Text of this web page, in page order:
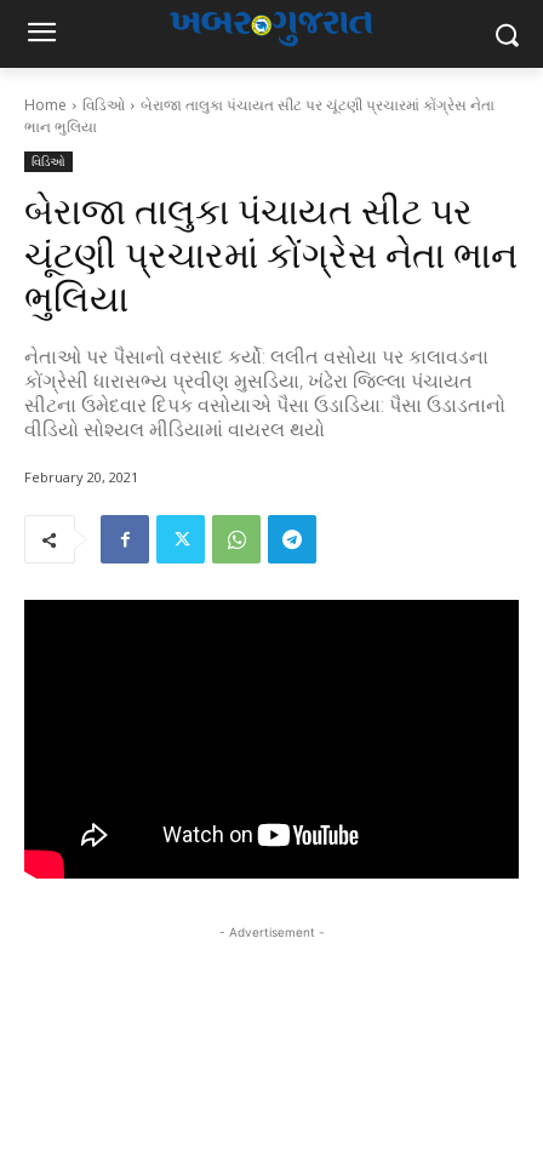
Home વિડિઓ
બેરાજા તાલુકા પંચાયત સીટ પર ચૂંટણી પ્રચારમાં કોંગ્રેસ નેતા
ભાન ભુલિયા
વિડિઓ
બેરાજા તાલુકા પંચાયત સીટ પર
ચૂંટણી પ્રચારમાં કોંગ્રેસ નેતા ભાન
ભુલિયા
નેતાઓ પર પૈસાનો વરસાદ કર્યો: લલીત વસોયા પર કાલાવડના
કોંગ્રેસી ધારાસભ્ય પ્રવીણ મુસડિયા, ખંઢેરા જિલ્લા પંચાયત
સીટના ઉમેદવાર દિપક વસોયાએ પૈસા ઉડાડિયા: પૈસા ઉડાડતાનો
વીડિયો સોશ્યલ મીડિયામાં વાયરલ થયો
February 20, 2021
- Advertisement -